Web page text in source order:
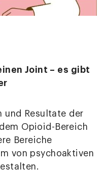
Joint – es gibt
und Resultate der
Opioid-Bereich
Bereiche
von psychoaktiven